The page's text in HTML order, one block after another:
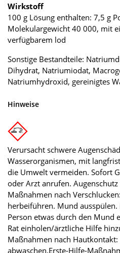
Wirkstoff
100 g Lösung enthalten: 7,5 g
Molekulargewicht 40 000, mit
verfügbarem lod
Sonstige Bestandteile:
Dihydrat, Natriumiodat,
Natriumhydroxid, gereinigtes
Hinweise
Verursacht schwere
Wasserorganismen, mit
die Umwelt vermeiden. Sofort
oder Arzt anrufen.
Maßnahmen nach
herbeiführen. Mund
Person etwas durch den Mund
Rat einholen/ärztliche Hilfe
Maßnahmen nach
abwaschen.Erste-Hilfe-